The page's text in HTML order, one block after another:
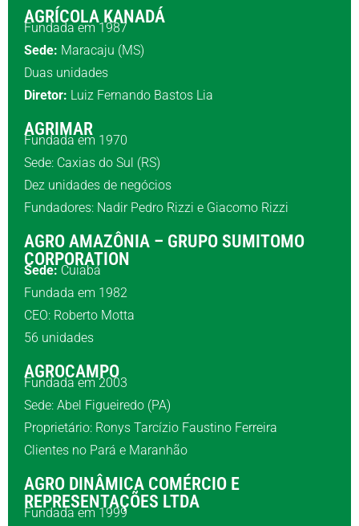
AGRÍCOLA KANADÁ
Fundada em 1987
Sede: Maracaju (MS)
Duas unidades
Diretor: Luiz Fernando Bastos Lia
AGRIMAR
Fundada em 1970
Sede: Caxias do Sul (RS)
Dez unidades de negócios
Fundadores: Nadir Pedro Rizzi e Giacomo Rizzi
AGRO AMAZÔNIA – GRUPO SUMITOMO
CORPORATION
Sede:Cuiabá
Fundada em 1982
CEO: Roberto Motta
56 unidades
AGROCAMPO
Fundada em 2003
Sede: Abel Figueiredo (PA)
Proprietário: Ronys Tarcízio Faustino Ferreira
Clientes no Pará e Maranhão
AGRO DINÂMICA COMÉRCIO E
REPRESENTAÇÕES LTDA
Fundada em 1999